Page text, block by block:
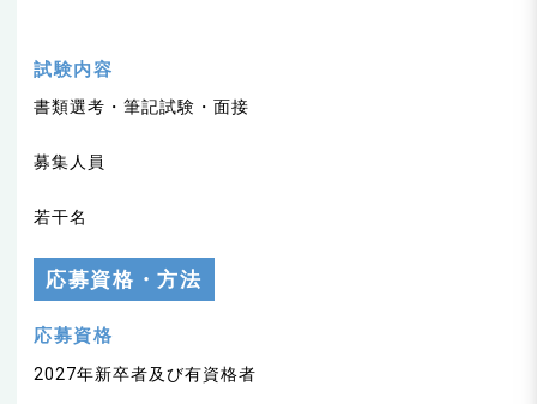
試験内容
書類選考・筆記試験・面接
募集人員
若干名
応募資格・方法
応募資格
2027年新卒者及び有資格者